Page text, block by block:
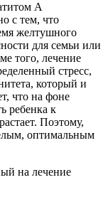
А
с тем, что
желтушного
для семьи или
того, лечение
стресс,
который и
что на фоне
ребенка к
Поэтому,
оптимальным
на лечение